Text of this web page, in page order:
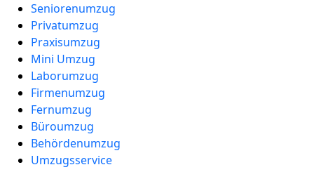
Seniorenumzug
Privatumzug
Praxisumzug
Mini Umzug
Laborumzug
Firmenumzug
Fernumzug
Büroumzug
Behördenumzug
Umzugsservice